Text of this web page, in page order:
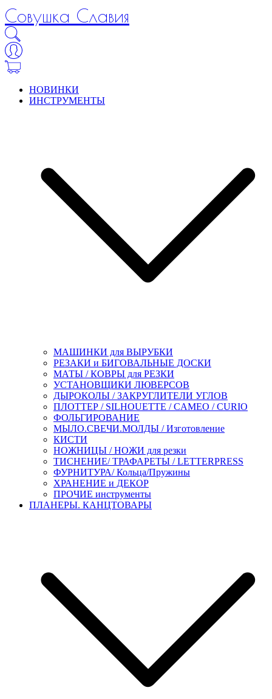
Совушка Славия
НОВИНКИ
ИНСТРУМЕНТЫ
МАШИНКИ для ВЫРУБКИ
РЕЗАКИ и БИГОВАЛЬНЫЕ ДОСКИ
МАТЫ / КОВРЫ для РЕЗКИ
УСТАНОВЩИКИ ЛЮВЕРСОВ
ДЫРОКОЛЫ / ЗАКРУГЛИТЕЛИ УГЛОВ
ПЛОТТЕР / SILHOUETTE / CAMEO / CURIO
ФОЛЬГИРОВАНИЕ
МЫЛО.СВЕЧИ.МОЛДЫ / Изготовление
КИСТИ
НОЖНИЦЫ / НОЖИ для резки
ТИСНЕНИЕ/ ТРАФАРЕТЫ / LETTERPRESS
ФУРНИТУРА/ Кольца/Пружины
ХРАНЕНИЕ и ДЕКОР
ПРОЧИЕ инструменты
ПЛАНЕРЫ. КАНЦТОВАРЫ